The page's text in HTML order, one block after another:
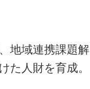
地域連携課題解
人財を育成。